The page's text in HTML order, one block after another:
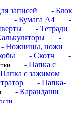
записей
- Блок
- Бумага А4
-
- Тетради
-
ножи
- Скотч
-
- Папка с
с зажимом
- Папка-
- Карандаши